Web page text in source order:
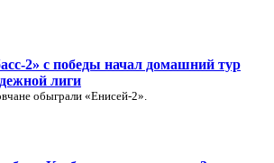
2» с победы начал домашний тур
лиги
обыграли «Енисей-2».